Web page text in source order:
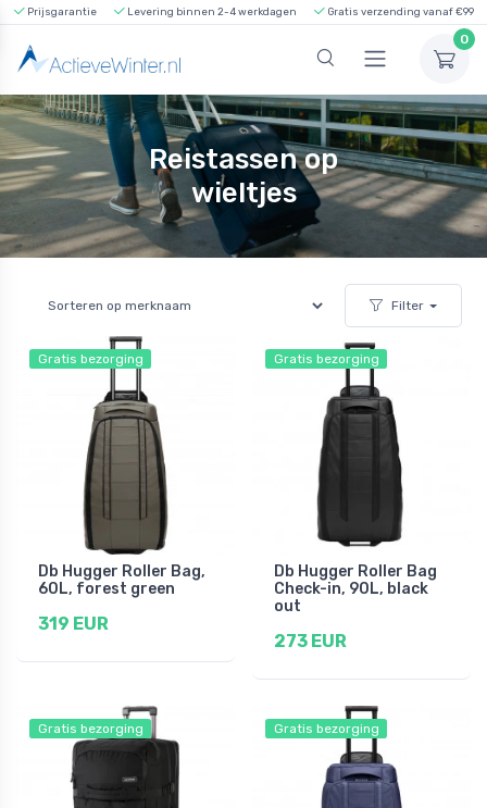
Prijsgarantie Levering binnen 2-4 werkdagen Gratis verzending vanaf €99
0
Reistassen op
wieltjes
Filter
Gratis bezorging
Db Hugger Roller Bag,
60L, forest green
319 EUR
Gratis bezorging
Db Hugger Roller Bag
Check-in, 90L, black
out
273 EUR
Gratis bezorging Gratis bezorging